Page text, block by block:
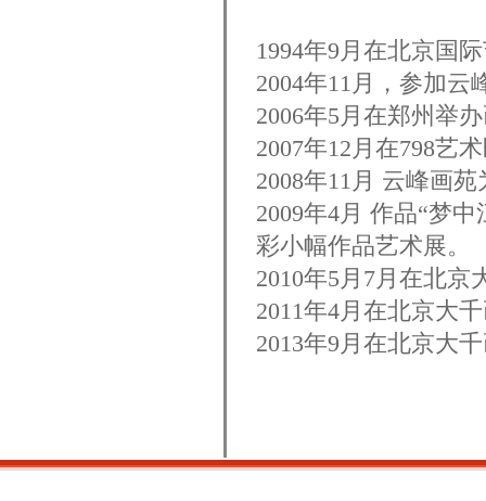
1994年9月在北京国
2004年11月，参加云
2006年5月在郑州举
2007年12月在798艺
2008年11月 云峰画
2009年4月 作品“梦
彩小幅作品艺术展。
2010年5月7月在北京
2011年4月在北京大
2013年9月在北京大